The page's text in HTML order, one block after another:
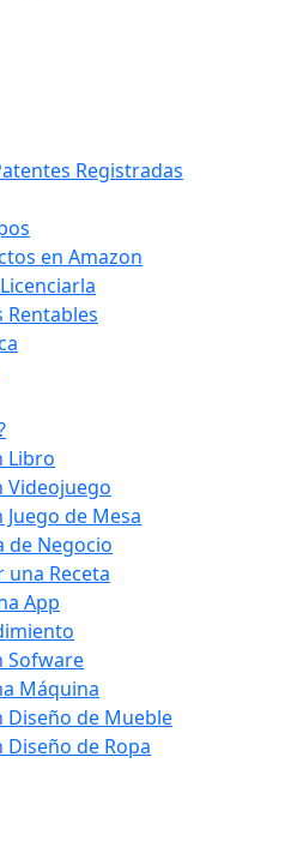
Registradas
en Amazon
Rentables
Libro
Videojuego
de Mesa
de Negocio
una Receta
App
Sofware
Máquina
Diseño de Mueble
de Ropa